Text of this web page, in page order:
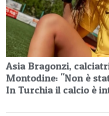
Asia Bragonzi,
Montodine: "Non è
In Turchia il calcio è